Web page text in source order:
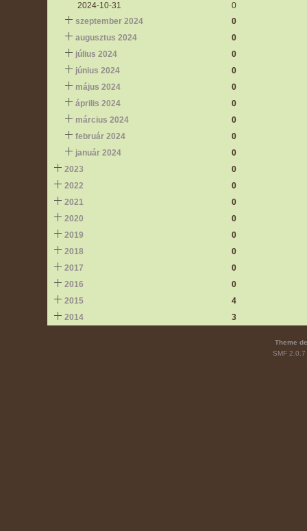
2024-10-31
0
szeptember 2024
0
augusztus 2024
0
július 2024
0
június 2024
0
május 2024
0
április 2024
0
március 2024
0
február 2024
0
január 2024
0
2023
0
2022
0
2021
0
2020
0
2019
0
2018
0
2017
0
2016
0
2015
4
2014
3
Theme
SMF 2.0.7